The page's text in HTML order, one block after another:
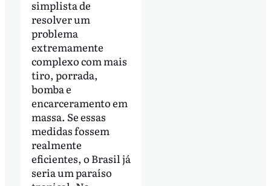
simplista de
resolver um
problema
extremamente
complexo com mais
tiro, porrada,
bomba e
encarceramento em
massa. Se essas
medidas fossem
realmente
eficientes, o Brasil já
seria um paraíso